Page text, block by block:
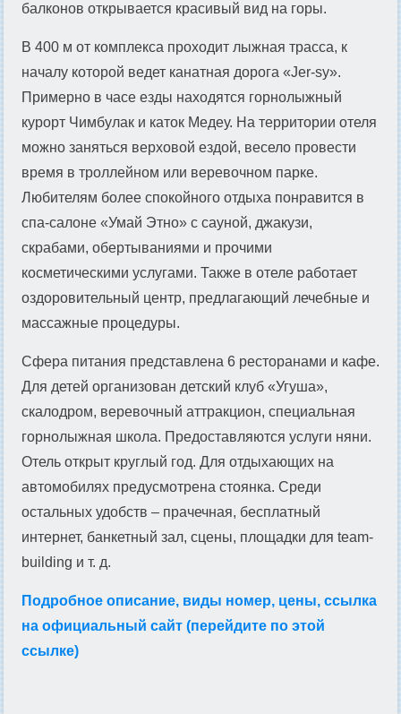
балконов открывается красивый вид на горы.
В 400 м от комплекса проходит лыжная трасса, к
началу которой ведет канатная дорога «Jer-sy».
Примерно в часе езды находятся горнолыжный
курорт Чимбулак и каток Медеу. На территории отеля
можно заняться верховой ездой, весело провести
время в троллейном или веревочном парке.
Любителям более спокойного отдыха понравится в
спа-салоне «Умай Этно» с сауной, джакузи,
скрабами, обертываниями и прочими
косметическими услугами. Также в отеле работает
оздоровительный центр, предлагающий лечебные и
массажные процедуры.
Сфера питания представлена 6 ресторанами и кафе.
Для детей организован детский клуб «Угуша»,
скалодром, веревочный аттракцион, специальная
горнолыжная школа. Предоставляются услуги няни.
Отель открыт круглый год. Для отдыхающих на
автомобилях предусмотрена стоянка. Среди
остальных удобств – прачечная, бесплатный
интернет, банкетный зал, сцены, площадки для team-
building и т. д.
Подробное описание, виды номер, цены, ссылка
на официальный сайт (перейдите по этой
ссылке)